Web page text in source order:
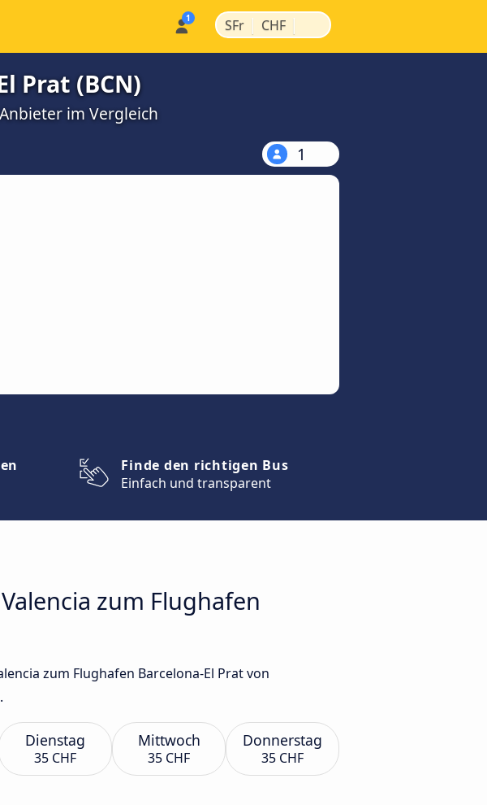
SFr | CHF |
Prat (BCN)
im Vergleich
1
Finde den richtigen Bus
Einfach und transparent
zum Flughafen
zum Flughafen Barcelona-El Prat von
Dienstag
35 CHF
Mittwoch
35 CHF
Donnerstag
35 CHF